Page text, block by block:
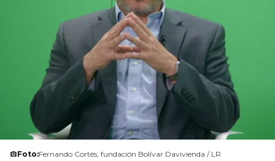
Foto:Fernando Cortés, fundación Bolívar Davivienda / LR